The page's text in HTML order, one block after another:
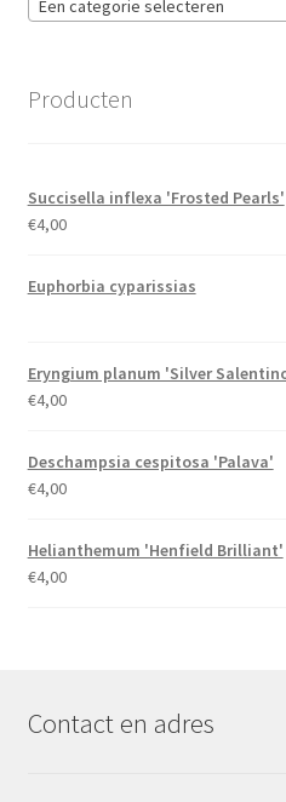
Nieuws
Een categorie selecteren
Producten
Succisella inflexa 'Frosted Pearls'
€4,00
Euphorbia cyparissias
Eryngium planum 'Silver
€4,00
Deschampsia cespitosa 'Palava'
€4,00
Helianthemum 'Henfield Brilliant'
€4,00
Contact en adres